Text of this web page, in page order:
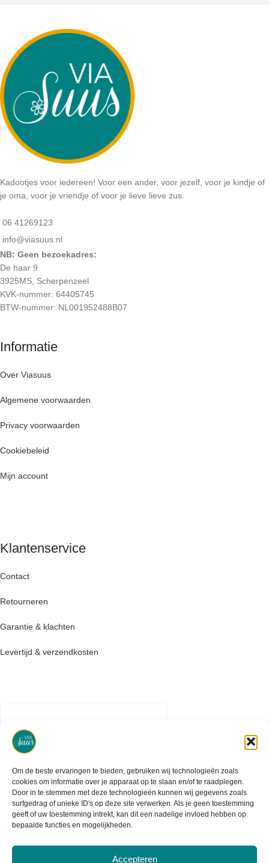
Om de beste ervaringen te bieden, gebruiken wij technologieën zoals
cookies om informatie over je apparaat op te slaan en/of te raadplegen.
Door in te stemmen met deze technologieën kunnen wij gegevens zoals
surfgedrag of unieke ID's op deze site verwerken. Als je geen toestemming
geeft of uw toestemming intrekt, kan dit een nadelige invloed hebben op
bepaalde functies en mogelijkheden.
Accepteren
Kadootjes voor iedereen! Voor een ander, voor jezelf, voor je kindje of
je oma, voor je vriendje of voor je lieve lieve zus.
06 41269123
info@viasuus.nl
NB: Geen bezoekadres:
De haar 9
3925MS, Scherpenzeel
KVK-nummer: 64405745
BTW-nummer: NL001952488B07
Informatie
Over Viasuus
Algemene voorwaarden
Privacy voorwaarden
Cookiebeleid
Mijn account
Klantenservice
Contact
Retourneren
Garantie & klachten
Levertijd & verzendkosten